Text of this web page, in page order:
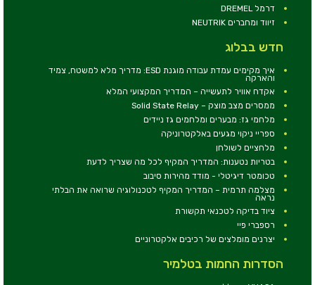
דרמל DREMEL
זיווד ומחברים NEUTRIK
חדש בבלוג
איך מקימים עמדת עבודה מוגנת ESD: מדריך מלא למשטח, צמיד
והארקה
אקדח אוויר לתעשייה – המדריך המקצועי המלא
ממסרים מצב מוצק – Solid State Relay
מלחמי גז: מבערים ומלחמים גז ניידים
ספריי ניקוי מגעים באלקטרוניקה
מלחציים לשולחן
בטריות נטענות: המדריך המקיף לכל מה שצריך לדעת
טכומטר דיגיטלי - מודד מהירות סיבוב
מצלמה תרמית – המדריך המקיף לטכנולוגיה שרואה את הבלתי
נראה
ציוד בדיקה לטכנאי תקשורת
רספברי פיי
יצרנים מומלצים של רכיבים אלקטרוניים
הסדרות החמות בטלמיר